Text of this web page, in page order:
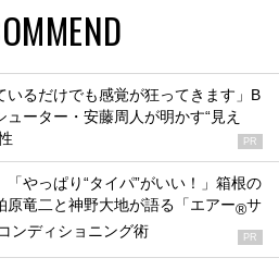
いるだけでも感覚が狂ってきます」B
ューター・安藤周人が明かす“見え
PR
「やっぱり“タイパ”がいい！」箱根の
原竜二と神野大地が語る「エアー®サ
ンディショニング術 PR